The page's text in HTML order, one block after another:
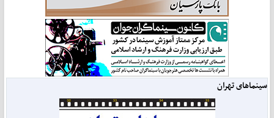
سینماهای تهران